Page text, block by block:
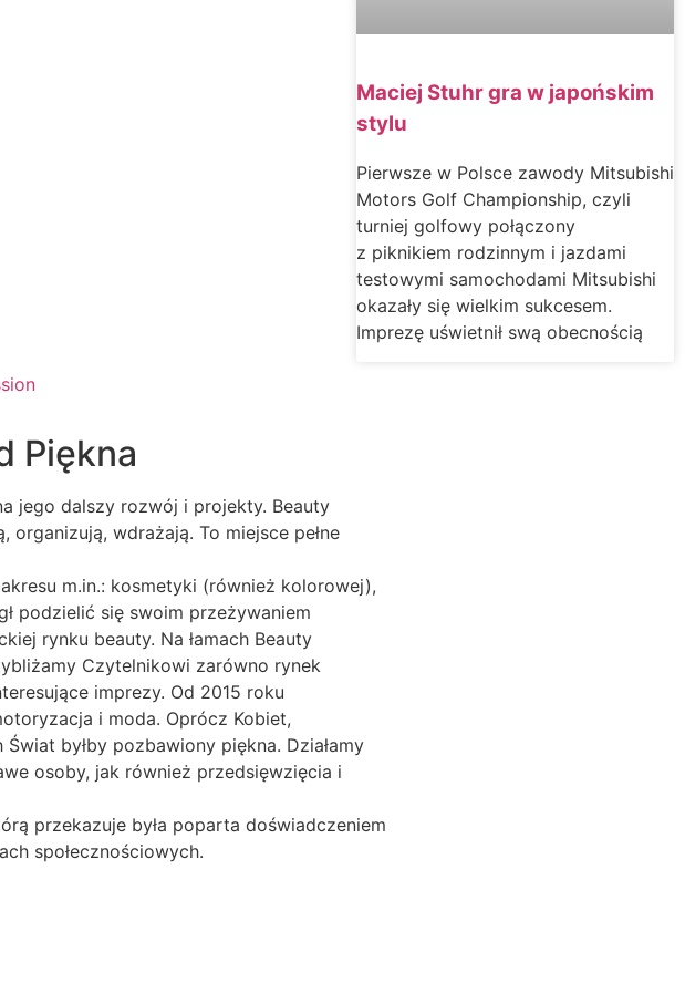
Maciej Stuhr gra w japońskim
stylu
Pierwsze w Polsce zawody Mitsubishi
Motors Golf Championship, czyli
turniej golfowy połączony
z piknikiem rodzinnym i jazdami
testowymi samochodami Mitsubishi
okazały się wielkim sukcesem.
Imprezę uświetnił swą obecnością
Piękna
jego dalszy rozwój i projekty. Beauty
wdrażają. To miejsce pełne
m.in.: kosmetyki (również kolorowej),
podzielić się swoim przeżywaniem
rynku beauty. Na łamach Beauty
Czytelnikowi zarówno rynek
imprezy. Od 2015 roku
i moda. Oprócz Kobiet,
byłby pozbawiony piękna. Działamy
osoby, jak również przedsięwzięcia i
przekazuje była poparta doświadczeniem
społecznościowych.